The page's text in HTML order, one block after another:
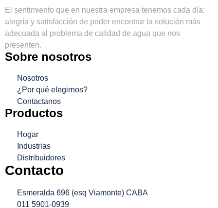
El sentimiento que en nuestra empresa tenemos cada día:
alegría y satisfacción de poder encontrar la solución más
adecuada al problema de calidad de agua que nos
presenten.
Sobre nosotros
Nosotros
¿Por qué elegirnos?
Contactanos
Productos
Hogar
Industrias
Distribuidores
Contacto
Esmeralda 696 (esq Viamonte) CABA
011 5901-0939